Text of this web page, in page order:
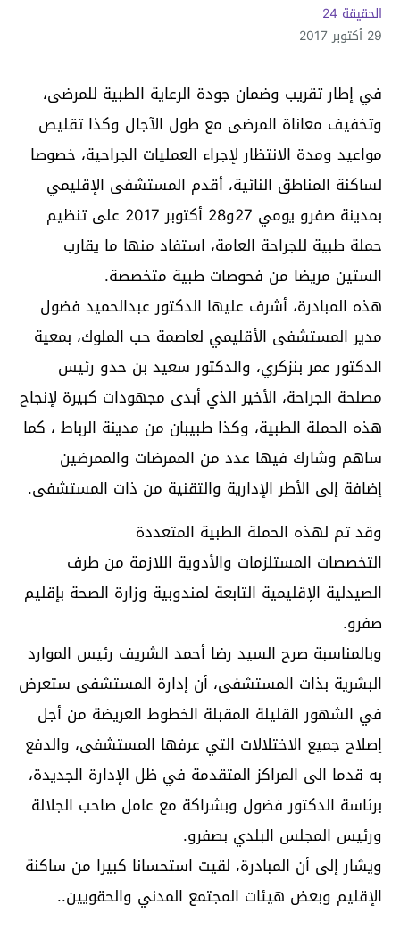
الحقيقة 24
29 أكتوبر 2017
في إطار تقريب وضمان جودة الرعاية الطبية للمرضى،
وتخفيف معاناة المرضى مع طول الآجال وكذا تقليص
مواعيد ومدة الانتظار لإجراء العمليات الجراحية، خصوصا
لساكنة المناطق النائية، أقدم المستشفى الإقليمي
بمدينة صفرو يومي 27و28 أكتوبر 2017 على تنظيم
حملة طبية للجراحة العامة، استفاد منها ما يقارب
الستين مريضا من فحوصات طبية متخصصة.
هذه المبادرة، أشرف عليها الدكتور عبدالحميد فضول
مدير المستشفى الأقليمي لعاصمة حب الملوك، بمعية
الدكتور عمر بنزكري، والدكتور سعيد بن حدو رئيس
مصلحة الجراحة، الأخير الذي أبدى مجهودات كبيرة لإنجاح
هذه الحملة الطبية، وكذا طبيبان من مدينة الرباط ، كما
ساهم وشارك فيها عدد من الممرضات والممرضين
إضافة إلى الأطر الإدارية والتقنية من ذات المستشفى.
وقد تم لهذه الحملة الطبية المتعددة
التخصصات المستلزمات والأدوية اللازمة من طرف
الصيدلية الإقليمية التابعة لمندوبية وزارة الصحة بإقليم
صفرو.
وبالمناسبة صرح السيد رضا أحمد الشريف رئيس الموارد
البشرية بذات المستشفى، أن إدارة المستشفى ستعرض
في الشهور القليلة المقبلة الخطوط العريضة من أجل
إصلاح جميع الاختلالات التي عرفها المستشفى، والدفع
به قدما الى المراكز المتقدمة في ظل الإدارة الجديدة،
برئاسة الدكتور فضول وبشراكة مع عامل صاحب الجلالة
ورئيس المجلس البلدي بصفرو.
ويشار إلى أن المبادرة، لقيت استحسانا كبيرا من ساكنة
الإقليم وبعض هيئات المجتمع المدني والحقويين..